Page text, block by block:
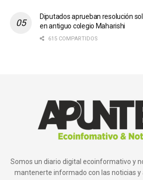
Diputados aprueban resolución
en antiguo colegio Maharishi
615 COMPARTIDOS
Somos un diario digital ecoinformativo y
mantenerte informado con las noticias